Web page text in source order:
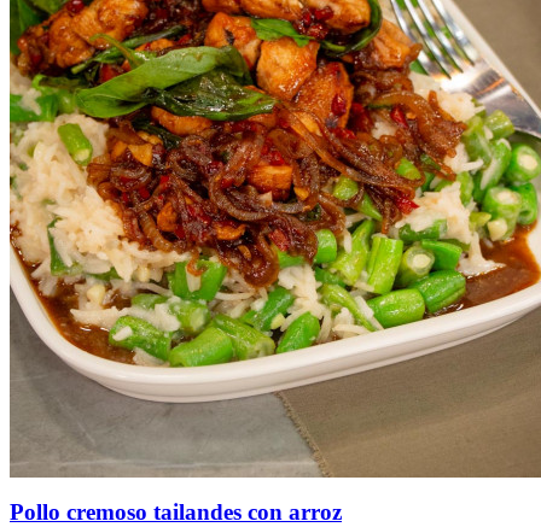
Pollo cremoso tailandes con arroz